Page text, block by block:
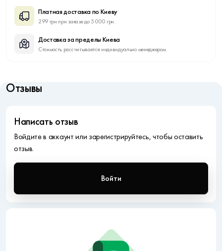
Платная доставка по Киеву
299 грн при заказе до 5 000 грн.
Доставка за пределы Киева
Стоимость рассчитывается индивидуально менеджером.
Отзывы
Написать отзыв
Войдите в аккаунт или зарегистрируйтесь, чтобы оставить
отзыв.
Войти